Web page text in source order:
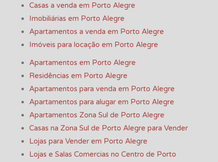
Casas a venda em Porto Alegre
Imobiliárias em Porto Alegre
Apartamentos a venda em Porto Alegre
Imóveis para locação em Porto Alegre
Apartamentos em Porto Alegre
Residências em Porto Alegre
Apartamentos para venda em Porto Alegre
Apartamentos para alugar em Porto Alegre
Apartamentos Zona Sul de Porto Alegre
Casas na Zona Sul de Porto Alegre para Vender
Lojas para Vender em Porto Alegre
Lojas e Salas Comercias no Centro de Porto